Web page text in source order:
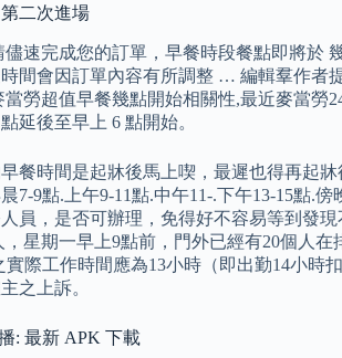
二次進場
速完成您的訂單，早餐時段餐點即將於
間會因訂單內容有所調整 … 編輯羣作者
勞超值早餐幾點開始相關性,最近麥當
延後至早上 6 點開始。
餐時間是起牀後馬上喫，最遲也得再起
7-9點.上午9-11點.中午11-.下午13-15點.
員，是否可辦理，免得好不容易等到發
星期一早上9點前，門外已經有20個人
際工作時間應為13小時（即出勤14小
之上訴。
: 最新 APK 下載